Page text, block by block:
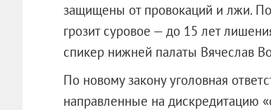
защищены от провокаций и лжи.
грозит суровое — до 15 лет
спикер нижней палаты Вячеслав
По новому закону уголовная
направленные на дискредитацию